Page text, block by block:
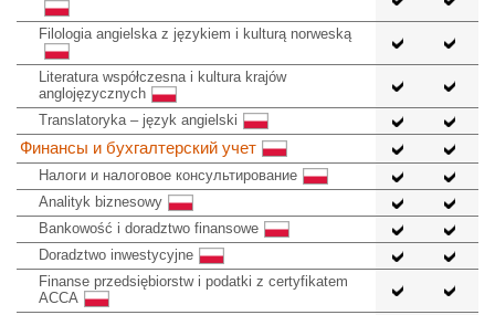
Filologia angielska z językiem i kulturą norweską
Literatura współczesna i kultura krajów
anglojęzycznych
Translatoryka – język angielski
Финансы и бухгалтерский учет
Налоги и налоговое консультирование
Analityk biznesowy
Bankowość i doradztwo finansowe
Doradztwo inwestycyjne
Finanse przedsiębiorstw i podatki z certyfikatem
ACCA